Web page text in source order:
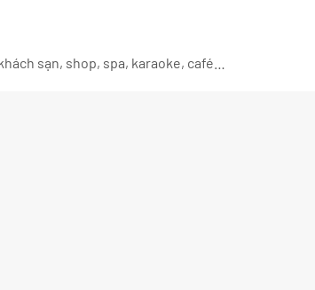
sạn, shop, spa, karaoke, café…